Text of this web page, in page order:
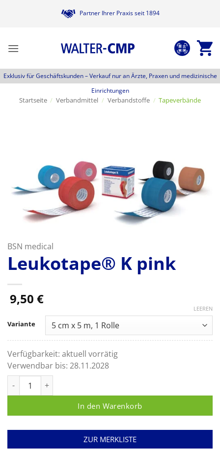
Partner Ihrer Praxis seit 1894
Exklusiv für Geschäftskunden –Verkauf nur an Ärzte, Praxen und medizinische
Einrichtungen
Startseite / Verbandmittel / Verbandstoffe / Tapeverbände
BSN medical
Leukotape® K pink
9,50 €
Variante
LEEREN
Verfügbarkeit: aktuell vorrätig
Verwendbar bis: 28.11.2028
In den Warenkorb
ZUR MERKLISTE